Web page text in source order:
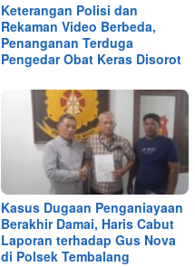
Keterangan Polisi dan
Rekaman Video Berbeda,
Penanganan Terduga
Pengedar Obat Keras Disorot
Kasus Dugaan Penganiayaan
Berakhir Damai, Haris Cabut
Laporan terhadap Gus Nova
di Polsek Tembalang